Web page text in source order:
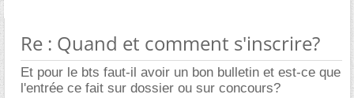
Re : Quand et comment s'inscrire?
Et pour le bts faut-il avoir un bon bulletin et est-ce que
l'entrée ce fait sur dossier ou sur concours?